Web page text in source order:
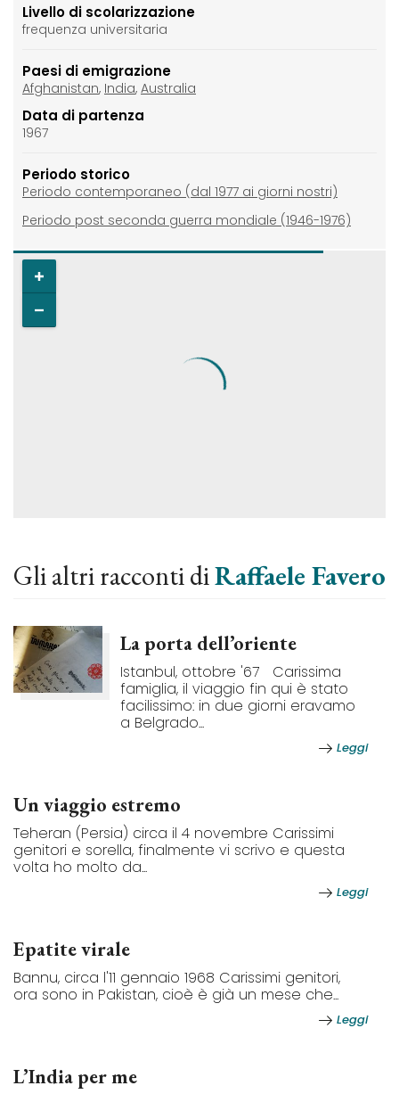
Livello di scolarizzazione
frequenza universitaria
Paesi di emigrazione
Afghanistan, India, Australia
Data di partenza
1967
Periodo storico
Periodo contemporaneo (dal 1977 ai giorni nostri)
Periodo post seconda guerra mondiale (1946-1976)
Gli altri racconti diRaffaele Favero
La porta dell’oriente
Istanbul, ottobre '67 Carissima
famiglia, il viaggio fin qui è stato
facilissimo: in due giorni eravamo
a Belgrado...
Leggi
Un viaggio estremo
Teheran (Persia) circa il 4 novembre Carissimi
genitori e sorella, finalmente vi scrivo e questa
volta ho molto da...
Leggi
Epatite virale
Bannu, circa l'11 gennaio 1968 Carissimi genitori,
ora sono in Pakistan, cioè è già un mese che...
Leggi
L’India per me